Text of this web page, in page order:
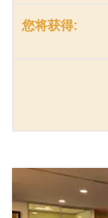
您将获得: